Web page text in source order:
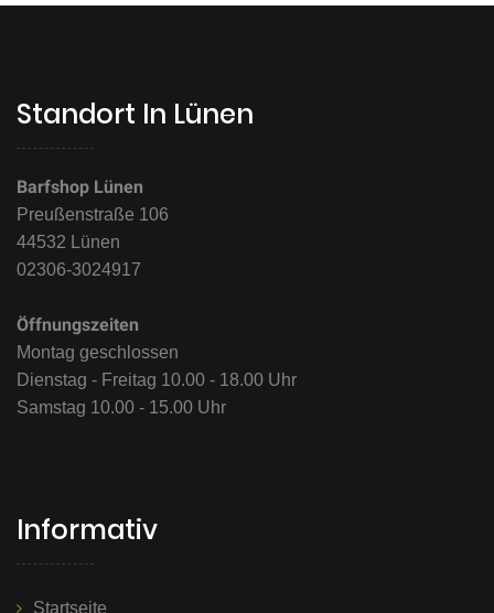
Standort In Lünen
Barfshop Lünen
Preußenstraße 106
44532 Lünen
02306-3024917
Öffnungszeiten
Montag geschlossen
Dienstag - Freitag 10.00 - 18.00 Uhr
Samstag 10.00 - 15.00 Uhr
Informativ
Startseite